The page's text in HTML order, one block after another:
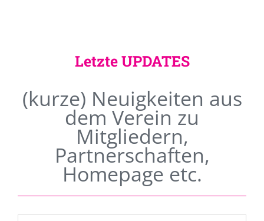
Letzte UPDATES
(kurze) Neuigkeiten aus
dem Verein zu
Mitgliedern,
Partnerschaften,
Homepage etc.